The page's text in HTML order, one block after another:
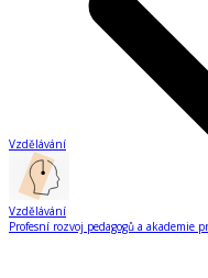
Vzdělávání
Vzdělávání
Profesní rozvoj pedagogů a akademie